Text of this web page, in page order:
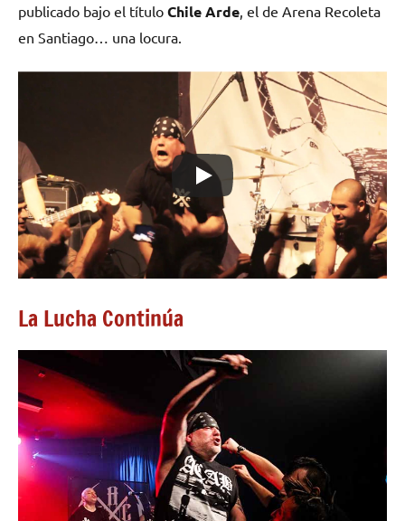
publicado bajo el título Chile Arde , el de Arena Recoleta
en Santiago… una locura.
La Lucha Continúa